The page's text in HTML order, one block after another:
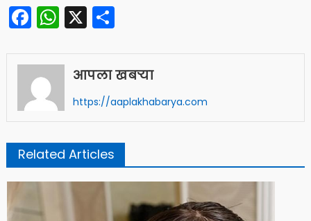
Facebook
WhatsApp
X Share
आपला खबऱ्या
https://aaplakhabarya.com
Related Articles